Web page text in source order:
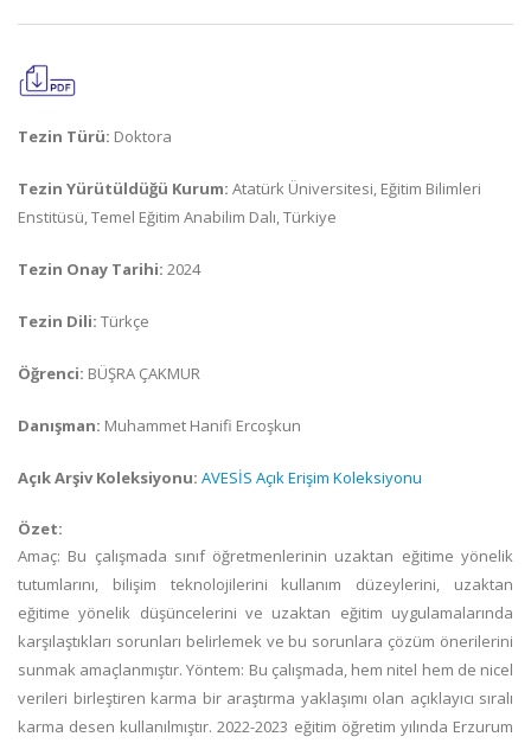
Tezin Türü: Doktora
Tezin Yürütüldüğü Kurum: Atatürk Üniversitesi, Eğitim Bilimleri
Enstitüsü, Temel Eğitim Anabilim Dalı, Türkiye
Tezin Onay Tarihi: 2024
Tezin Dili: Türkçe
Öğrenci: BÜŞRA ÇAKMUR
Danışman: Muhammet Hanifi Ercoşkun
Açık Arşiv Koleksiyonu: AVESİS Açık Erişim Koleksiyonu
Özet:
Amaç: Bu çalışmada sınıf öğretmenlerinin uzaktan eğitime yönelik
tutumlarını, bilişim teknolojilerini kullanım düzeylerini, uzaktan
eğitime yönelik düşüncelerini ve uzaktan eğitim uygulamalarında
karşılaştıkları sorunları belirlemek ve bu sorunlara çözüm önerilerini
sunmak amaçlanmıştır. Yöntem: Bu çalışmada, hem nitel hem de nicel
verileri birleştiren karma bir araştırma yaklaşımı olan açıklayıcı sıralı
karma desen kullanılmıştır. 2022-2023 eğitim öğretim yılında Erzurum